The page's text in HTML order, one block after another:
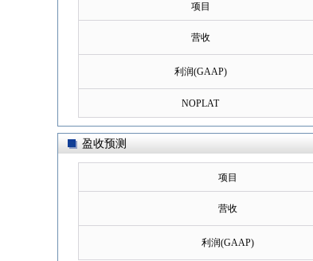
项目
营收
利润(GAAP)
NOPLAT
盈收预测
项目
营收
利润(GAAP)